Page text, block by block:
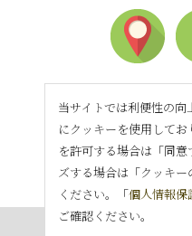
当サイトでは利便性の
にクッキーを使用して
を許可する場合は「同
ズする場合は「クッキ
ください。「個人情報保
ご確認ください。